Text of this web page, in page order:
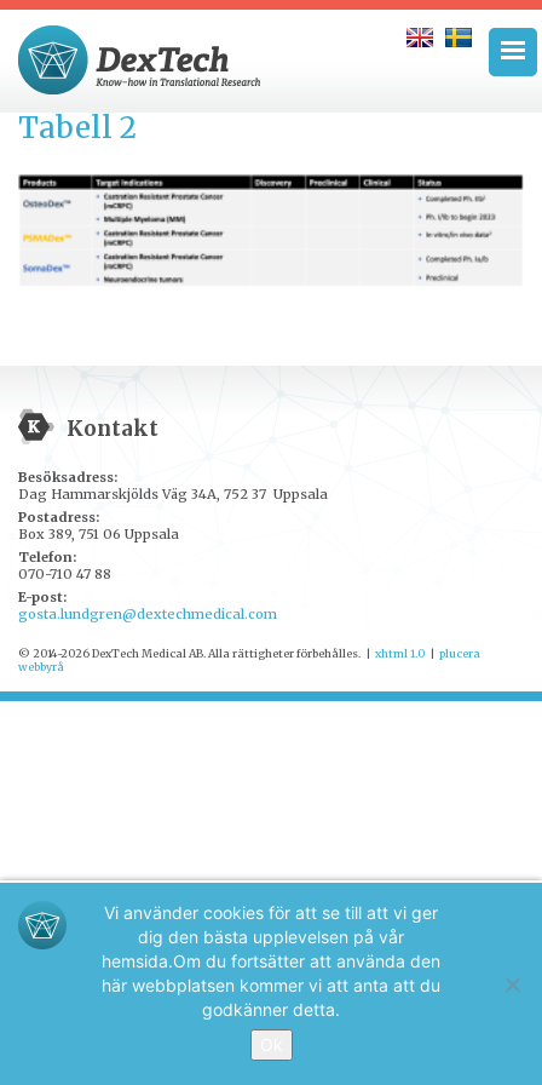
Tabell 2
Kontakt
Besöksadress:
Dag Hammarskjölds Väg 34A, 752 37 Uppsala
Postadress:
Box 389, 751 06 Uppsala
Telefon:
070-710 47 88
E-post:
gosta.lundgren@dextechmedical.com
© 2014-2026 DexTech Medical AB. Alla rättigheter förbehålles. | xhtml 1.0 | plucera
webbyrå
Vi använder cookies för att se till att vi ger
dig den bästa upplevelsen på vår
hemsida.Om du fortsätter att använda den
här webbplatsen kommer vi att anta att du
godkänner detta.